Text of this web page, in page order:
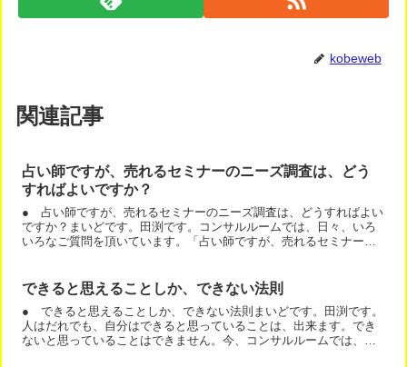
kobeweb
関連記事
占い師ですが、売れるセミナーのニーズ調査は、どう
すればよいですか？
● 占い師ですが、売れるセミナーのニーズ調査は、どうすればよい
ですか？まいどです。田渕です。コンサルルームでは、日々、いろ
いろなご質問を頂いています。「占い師ですが、売れるセミナーの
できると思えることしか、できない法則
● できると思えることしか、できない法則まいどです。田渕です。
人はだれでも、自分はできると思っていることは、出来ます。でき
ないと思っていることはできません。今、コンサルルームでは、セ